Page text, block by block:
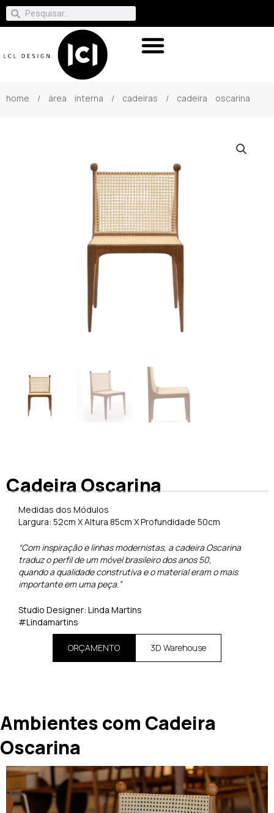
home / área interna / cadeiras / cadeira oscarina
Cadeira Oscarina
Medidas dos Módulos
Largura: 52cm X Altura 85cm X Profundidade 50cm
“Com inspiração e linhas modernistas, a cadeira Oscarina
traduz o perfil de um móvel brasileiro dos anos 50,
quando a qualidade construtiva e o material eram o mais
importante em uma peça.”
Studio Designer: Linda Martins
#Lindamartins
ORÇAMENTO 3D Warehouse
Ambientes com Cadeira
Oscarina